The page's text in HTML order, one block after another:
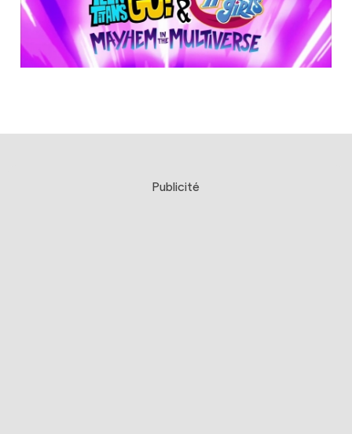
Publicité